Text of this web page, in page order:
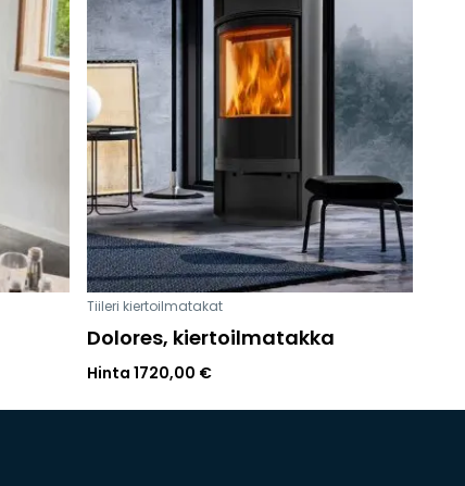
Tiileri kiertoilmatakat
Dolores, kiertoilmatakka
Hinta 1720,00 €